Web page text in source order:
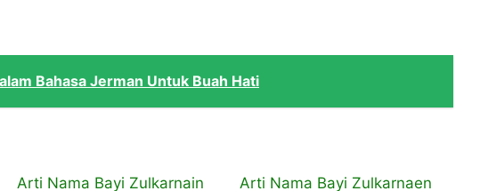
Bahasa Jerman Untuk Buah Hati
Arti Nama Bayi Zulkarnain Arti Nama Bayi Zulkarnaen